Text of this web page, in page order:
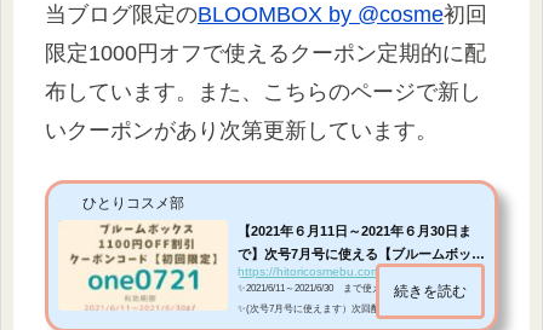
当ブログ限定のBLOOMBOX by @cosme初回
限定1000円オフで使えるクーポン定期的に配
布しています。また、こちらのページで新し
いクーポンがあり次第更新しています。
ひとりコスメ部
【2021年６月11日～2021年６月30日ま
で】次号7月号に使える【ブルームボック
スBLOO...
https://hitoricosmebu.com/bloombox-coupon
✨2021/6/11～2021/6/30 まで使えるクーポン配布中です
✨(次号7月号に使えます）次回配布があるときはこちら
続きを読む